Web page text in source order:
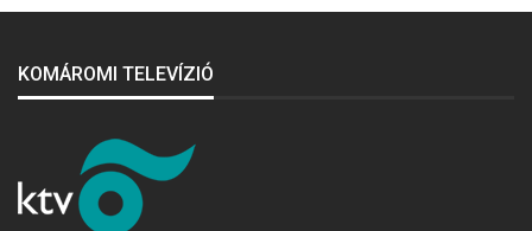
KOMÁROMI TELEVÍZIÓ